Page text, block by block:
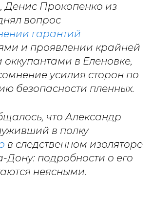
Прокопенко из
вопрос
гарантий
и проявлении крайней
оккупантами в Еленовке,
усилия сторон по
безопасности пленных.
что Александр
в полку
в следственном изоляторе
Дону: подробности о его
неясными.